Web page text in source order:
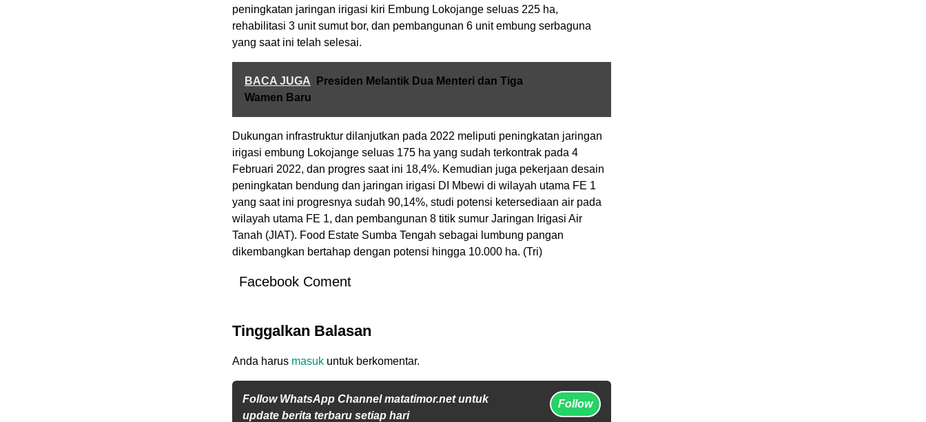
peningkatan jaringan irigasi kiri Embung Lokojange seluas 225 ha,
rehabilitasi 3 unit sumut bor, dan pembangunan 6 unit embung serbaguna
yang saat ini telah selesai.
BACA JUGA
Presiden Melantik Dua Menteri dan Tiga
Wamen Baru
Dukungan infrastruktur dilanjutkan pada 2022 meliputi peningkatan jaringan
irigasi embung Lokojange seluas 175 ha yang sudah terkontrak pada 4
Februari 2022, dan progres saat ini 18,4%. Kemudian juga pekerjaan desain
peningkatan bendung dan jaringan irigasi DI Mbewi di wilayah utama FE 1
yang saat ini progresnya sudah 90,14%, studi potensi ketersediaan air pada
wilayah utama FE 1, dan pembangunan 8 titik sumur Jaringan Irigasi Air
Tanah (JIAT). Food Estate Sumba Tengah sebagai lumbung pangan
dikembangkan bertahap dengan potensi hingga 10.000 ha. (Tri)
Facebook Coment
Tinggalkan Balasan
Anda harus masuk untuk berkomentar.
Follow WhatsApp Channel matatimor.net untuk
update berita terbaru setiap hari
Follow